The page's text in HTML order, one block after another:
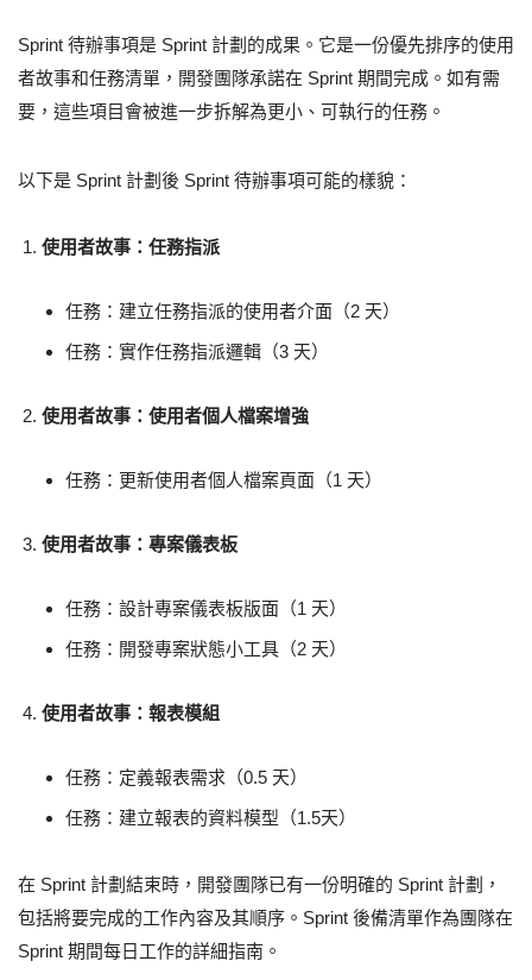
Sprint 待辦事項是 Sprint 計劃的成果。它是一份優先排序的使用
者故事和任務清單，開發團隊承諾在 Sprint 期間完成。如有需
要，這些項目會被進一步拆解為更小、可執行的任務。
以下是 Sprint 計劃後 Sprint 待辦事項可能的樣貌：
使用者故事：任務指派
任務：建立任務指派的使用者介面（2 天）
任務：實作任務指派邏輯（3 天）
使用者故事：使用者個人檔案增強
任務：更新使用者個人檔案頁面（1 天）
使用者故事：專案儀表板
任務：設計專案儀表板版面（1 天）
任務：開發專案狀態小工具（2 天）
使用者故事：報表模組
任務：定義報表需求（0.5 天）
任務：建立報表的資料模型（1.5天）
在 Sprint 計劃結束時，開發團隊已有一份明確的 Sprint 計劃，
包括將要完成的工作內容及其順序。Sprint 後備清單作為團隊在
Sprint 期間每日工作的詳細指南。